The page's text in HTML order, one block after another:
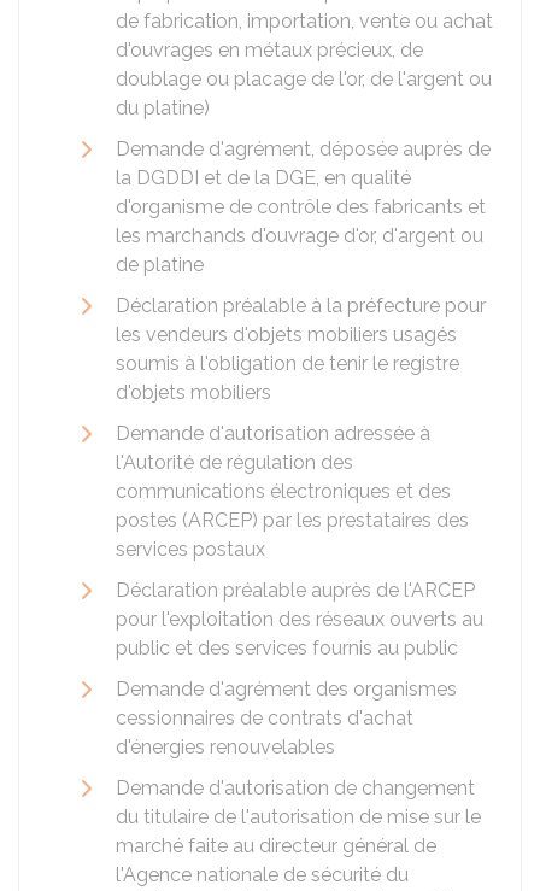
de fabrication, importation, vente ou achat
d'ouvrages en métaux précieux, de
doublage ou placage de l'or, de l'argent ou
du platine)
Demande d'agrément, déposée auprès de
la DGDDI et de la DGE, en qualité
d'organisme de contrôle des fabricants et
les marchands d'ouvrage d'or, d'argent ou
de platine
Déclaration préalable à la préfecture pour
les vendeurs d'objets mobiliers usagés
soumis à l'obligation de tenir le registre
d'objets mobiliers
Demande d'autorisation adressée à
l'Autorité de régulation des
communications électroniques et des
postes (ARCEP) par les prestataires des
services postaux
Déclaration préalable auprès de l'ARCEP
pour l'exploitation des réseaux ouverts au
public et des services fournis au public
Demande d'agrément des organismes
cessionnaires de contrats d'achat
d'énergies renouvelables
Demande d'autorisation de changement
du titulaire de l'autorisation de mise sur le
marché faite au directeur général de
l'Agence nationale de sécurité du